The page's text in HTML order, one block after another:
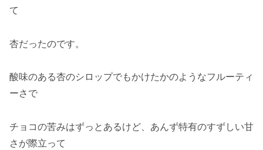
て
杏だったのです。
酸味のある杏のシロップでもかけたかのようなフルーティ
ーさで
チョコの苦みはずっとあるけど、あんず特有のすずしい甘
さが際立って